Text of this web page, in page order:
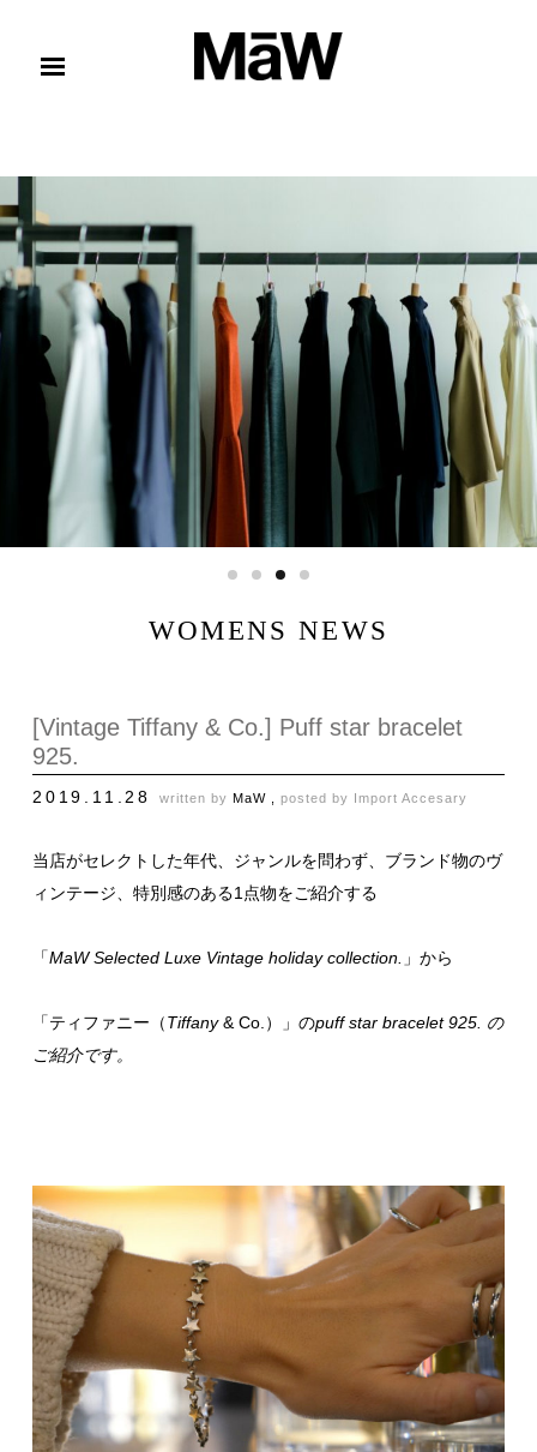
WOMENS NEWS
[Vintage Tiffany & Co.] Puff star bracelet
925.
2019.11.28 written by MaW , posted by Import Accesary
当店がセレクトした年代、ジャンルを問わず、ブランド物のヴ
ィンテージ、特別感のある1点物をご紹介する
「MaW Selected Luxe Vintage holiday collection. 」から
「ティファニー（Tiffany& Co.）」のpuff star bracelet 925. の
ご紹介です。